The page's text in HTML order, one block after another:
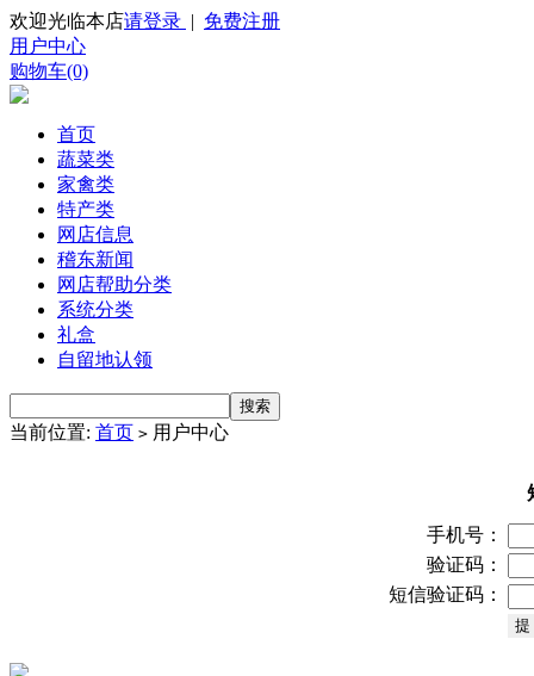
欢迎光临本店请登录 | 免费注册
用户中心
购物车(0)
首页
蔬菜类
家禽类
特产类
网店信息
稽东新闻
网店帮助分类
系统分类
礼盒
自留地认领
当前位置: 首页 > 用户中心
手机号：
验证码：
短信验证码：